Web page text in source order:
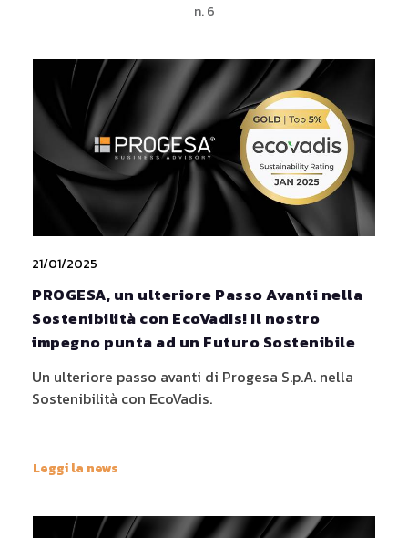
n. 6
21/01/2025
PROGESA, un ulteriore Passo Avanti nella
Sostenibilità con EcoVadis! Il nostro
impegno punta ad un Futuro Sostenibile
Un ulteriore passo avanti di Progesa S.p.A. nella
Sostenibilità con EcoVadis.
Leggi la news